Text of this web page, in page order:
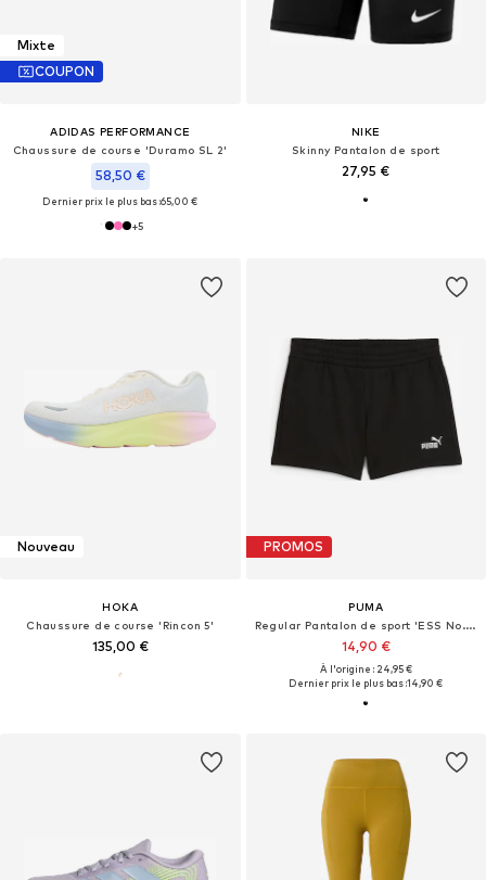
Mixte
COUPON
ADIDAS PERFORMANCE
Chaussure de course 'Duramo SL 2'
58,50 €
Dernier prix le plus bas :65,00 €
+5
NIKE
Skinny Pantalon de sport
27,95 €
Nouveau
HOKA
Chaussure de course 'Rincon 5'
135,00 €
PROMOS
PUMA
Regular Pantalon de sport 'ESS No. 1'
14,90 €
À l'origine : 24,95 €
Dernier prix le plus bas :14,90 €